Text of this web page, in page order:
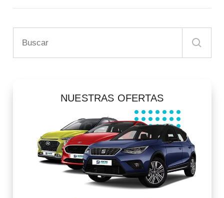
NUESTRAS OFERTAS